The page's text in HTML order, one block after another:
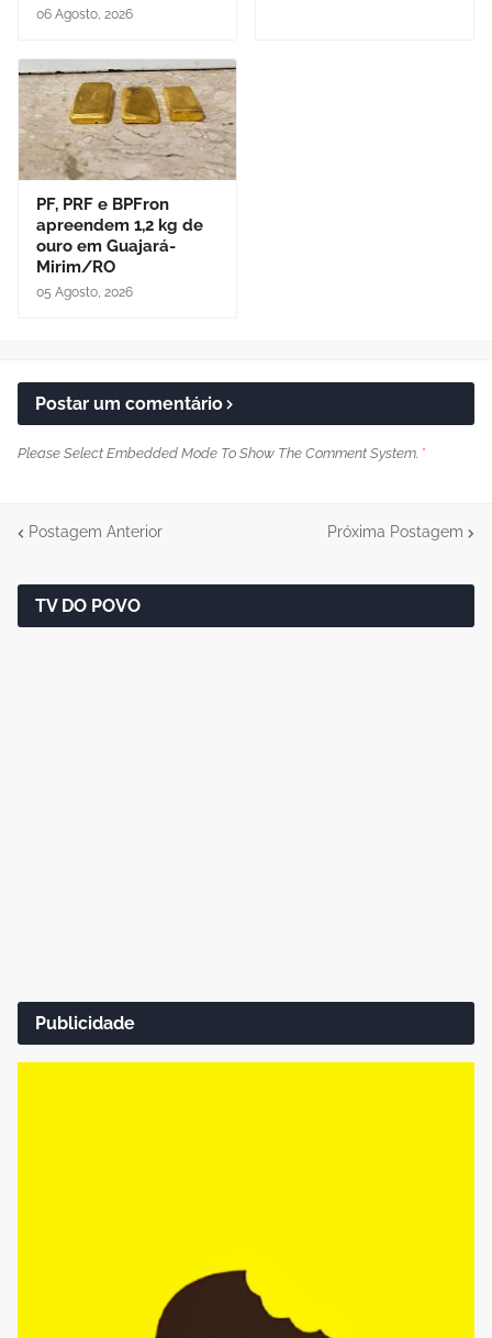
06 Agosto, 2026
PF, PRF e BPFron
apreendem 1,2 kg de
ouro em Guajará-
Mirim/RO
05 Agosto, 2026
Postar um comentário
Please Select Embedded Mode To Show The Comment System. *
Postagem Anterior Próxima Postagem
TV DO POVO
Publicidade